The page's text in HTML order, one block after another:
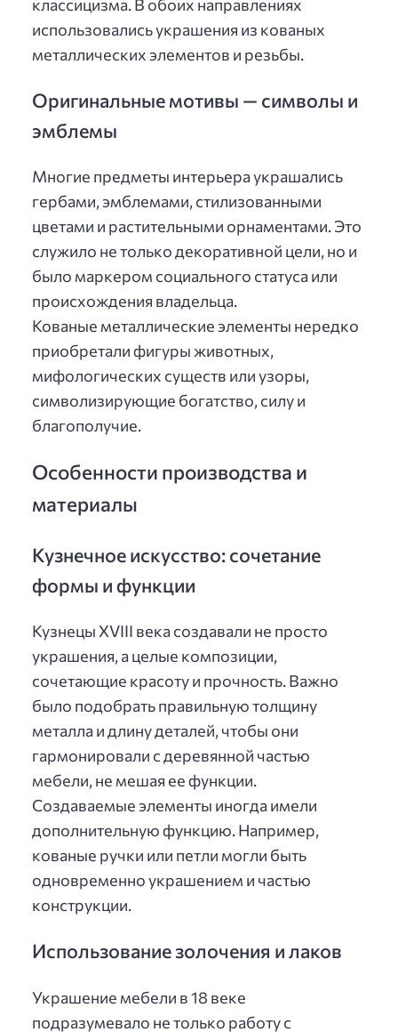
классицизма. В обоих направлениях
использовались украшения из кованых
металлических элементов и резьбы.
Оригинальные мотивы — символы и
эмблемы
Многие предметы интерьера украшались
гербами, эмблемами, стилизованными
цветами и растительными орнаментами. Это
служило не только декоративной цели, но и
было маркером социального статуса или
происхождения владельца.
Кованые металлические элементы нередко
приобретали фигуры животных,
мифологических существ или узоры,
символизирующие богатство, силу и
благополучие.
Особенности производства и
материалы
Кузнечное искусство: сочетание
формы и функции
Кузнецы XVIII века создавали не просто
украшения, а целые композиции,
сочетающие красоту и прочность. Важно
было подобрать правильную толщину
металла и длину деталей, чтобы они
гармонировали с деревянной частью
мебели, не мешая ее функции.
Создаваемые элементы иногда имели
дополнительную функцию. Например,
кованые ручки или петли могли быть
одновременно украшением и частью
конструкции.
Использование золочения и лаков
Украшение мебели в 18 веке
подразумевало не только работу с